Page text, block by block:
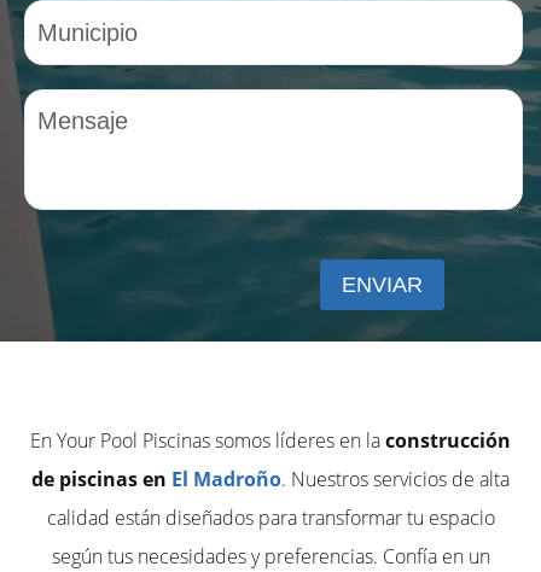
En Your Pool Piscinas somos líderes en laconstrucción
de piscinas en El Madroño. Nuestros servicios de alta
calidad están diseñados para transformar tu espacio
según tus necesidades y preferencias. Confía en un